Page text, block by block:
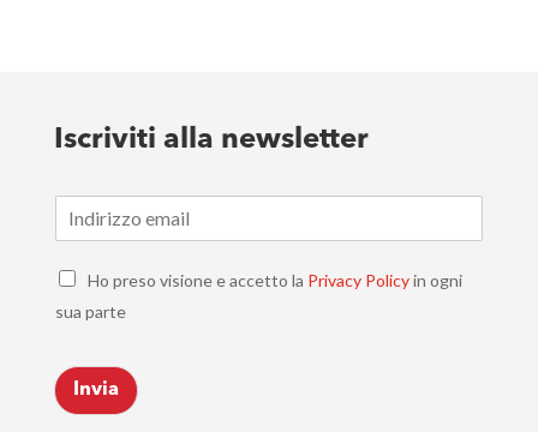
Iscriviti alla newsletter
m
*
C
e
k
b
o
Ho preso visione e accetto la Privacy Policyin ogni
sua parte
Invia